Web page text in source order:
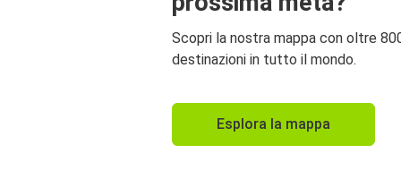
Scopri la nostra mappa con oltre
destinazioni in tutto il mondo.
Esplora la mappa